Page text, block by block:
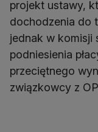
projekt ustawy,
dochodzenia do
jednak w komisji
podniesienia
przeciętnego
związkowcy z